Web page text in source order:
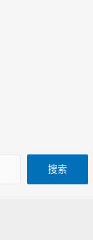
搜索